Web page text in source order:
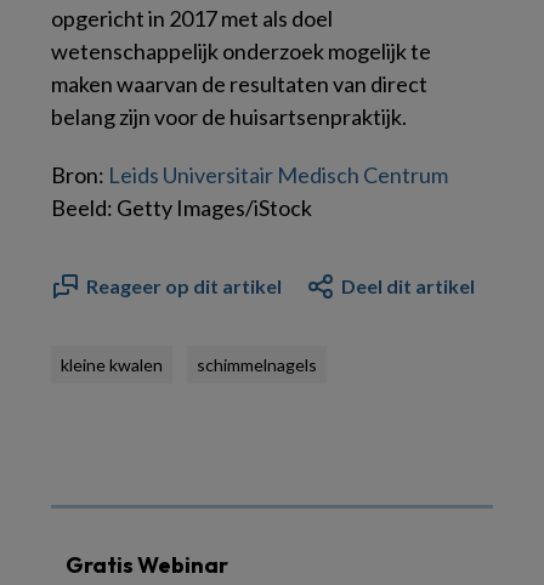
opgericht in 2017 met als doel
wetenschappelijk onderzoek mogelijk te
maken waarvan de resultaten van direct
belang zijn voor de huisartsenpraktijk.
Bron: Leids Universitair Medisch Centrum
Beeld: Getty Images/iStock
Reageer op dit artikel Deel dit artikel
kleine kwalen schimmelnagels
Gratis Webinar